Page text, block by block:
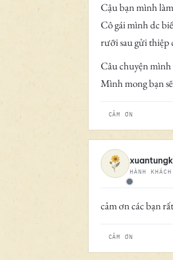
Cậu bạn mình
Cô gái mình dc
rưỡi sau gửi thiệp
Câu chuyện mình
Mình mong bạn
CẢM ƠN
Ngoại tuyến
HÀNH KHÁCH
cảm ơn các bạn
CẢM ƠN